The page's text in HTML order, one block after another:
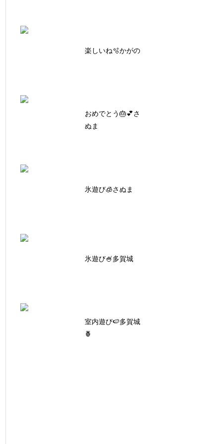
楽しいね🫧かがの
おめでとう🎂💕さ
ぬま
氷遊び🧊さぬま
氷遊び🍧多賀城
室内遊び🍉多賀城
🍍